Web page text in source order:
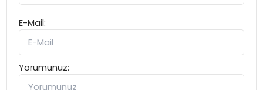
E-Mail:
Yorumunuz: